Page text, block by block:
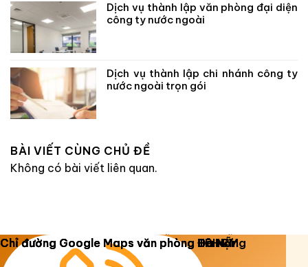
Dịch vụ thành lập văn phòng đại diện
công ty nước ngoài
Dịch vụ thành lập chi nhánh công ty
nước ngoài trọn gói
BÀI VIẾT CÙNG CHỦ ĐỀ
Không có bài viết liên quan.
Copyright 2026 © Luật Dương Gia